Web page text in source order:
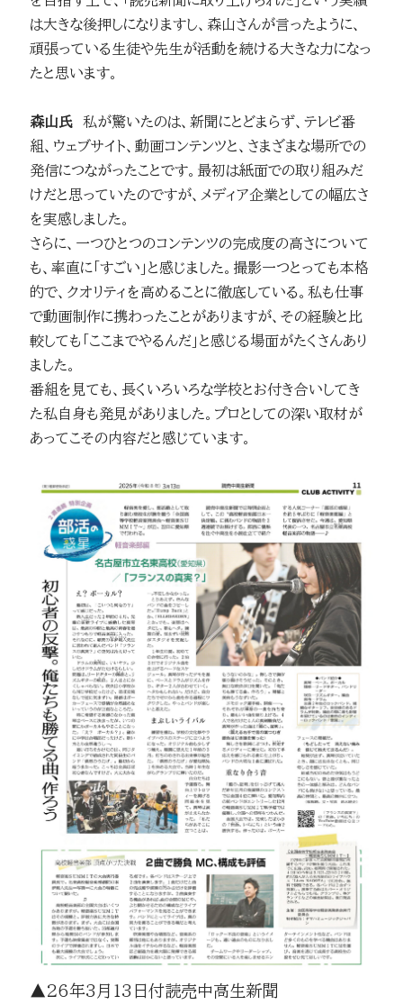
は大きな後押しになりますし、森山さんが言ったように、
頑張っている生徒や先生が活動を続ける大きな力になっ
たと思います。
森山氏私が驚いたのは、新聞にとどまらず、テレビ番
組、ウェブサイト、動画コンテンツと、さまざまな場所での
発信につながったことです。最初は紙面での取り組みだ
けだと思っていたのですが、メディア企業としての幅広さ
を実感しました。
さらに、一つひとつのコンテンツの完成度の高さについて
も、率直に「すごい」と感じました。撮影一つとっても本格
的で、クオリティを高めることに徹底している。私も仕事
で動画制作に携わったことがありますが、その経験と比
較しても「ここまでやるんだ」と感じる場面がたくさんあり
ました。
番組を見ても、長くいろいろな学校とお付き合いしてき
た私自身も発見がありました。プロとしての深い取材が
あってこその内容だと感じています。
▲26年3月13日付読売中高生新聞